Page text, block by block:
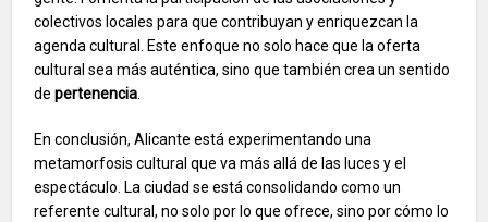
colectivos locales para que contribuyan y enriquezcan la
agenda cultural. Este enfoque no solo hace que la oferta
cultural sea más auténtica, sino que también crea un sentido
depertenencia
En conclusión, Alicante está experimentando una
metamorfosis cultural que va más allá de las luces y el
espectáculo. La ciudad se está consolidando como un
referente cultural, no solo por lo que ofrece, sino por cómo lo